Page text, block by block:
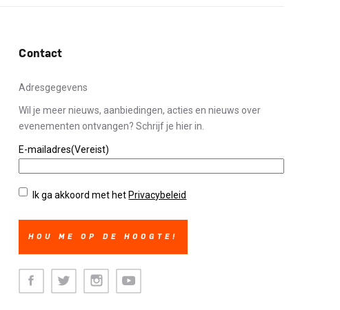
Contact
Adresgegevens
Wil je meer nieuws, aanbiedingen, acties en nieuws over
evenementen ontvangen? Schrijf je hier in.
E-mailadres(Vereist)
Privacybeleid(Vereist)
Ik ga akkoord met het Privacybeleid